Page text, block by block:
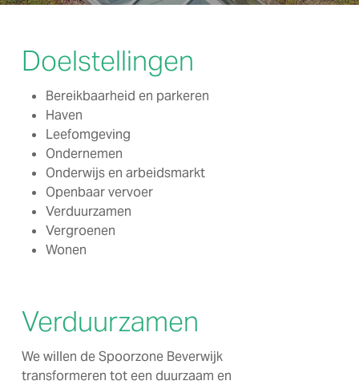
Verduurzamen
We willen de Spoorzone Beverwijk
transformeren tot een duurzaam en
Doelstellingen
Bereikbaarheid en parkeren
Haven
Leefomgeving
Ondernemen
Onderwijs en arbeidsmarkt
Openbaar vervoer
Verduurzamen
Vergroenen
Wonen